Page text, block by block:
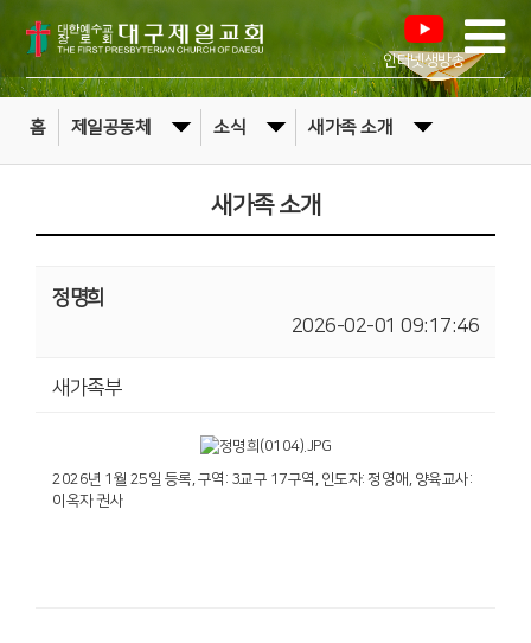
인터넷생방송
홈 제일공동체 소식 새가족 소개
새가족 소개
정명희
2026-02-01 09:17:46
새가족부
2026년 1월 25일 등록, 구역: 3교구 17구역, 인도자: 정영애, 양육교사:
이옥자 권사